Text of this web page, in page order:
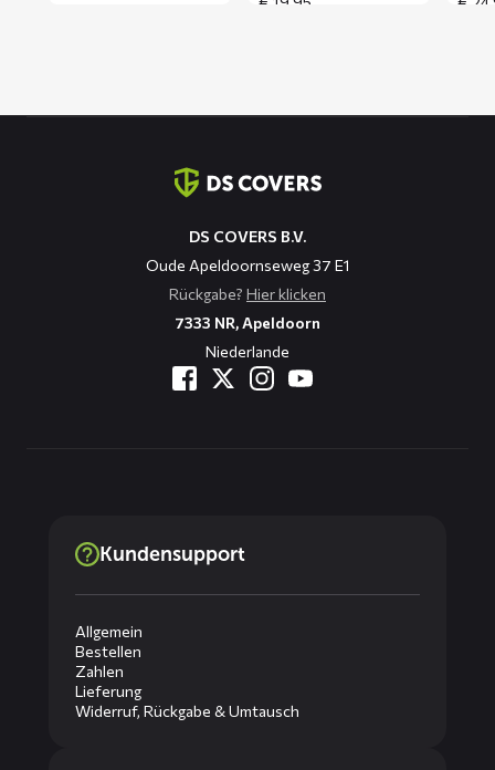
DS COVERS B.V.
Oude Apeldoornseweg 37 E1
Rückgabe? Hier klicken
7333 NR, Apeldoorn
Niederlande
Kundensupport
Allgemein
Bestellen
Zahlen
Lieferung
Widerruf, Rückgabe & Umtausch